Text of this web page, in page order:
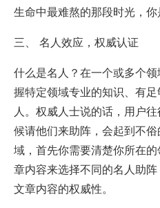
生命中最难熬的那段时光，你
三、 名人效应，权威认证
什么是名人？在一个或多个
握特定领域专业的知识、有
人。权威人士说的话，用户往
候请他们来助阵，会起到不俗
域，首先你需要清楚你所在
章内容来选择不同的名人助
文章内容的权威性。